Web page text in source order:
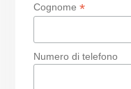
Cognome *
Numero di telefono